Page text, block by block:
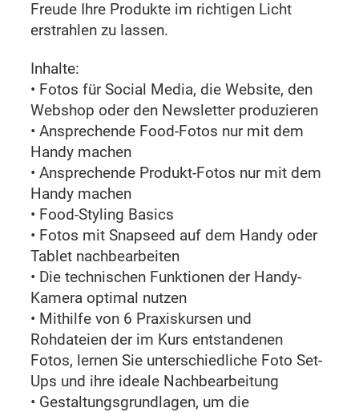
Freude Ihre Produkte im richtigen Licht
erstrahlen zu lassen.
Inhalte:
• Fotos für Social Media, die Website, den
Webshop oder den Newsletter produzieren
• Ansprechende Food-Fotos nur mit dem
Handy machen
• Ansprechende Produkt-Fotos nur mit dem
Handy machen
• Food-Styling Basics
• Fotos mit Snapseed auf dem Handy oder
Tablet nachbearbeiten
• Die technischen Funktionen der Handy-
Kamera optimal nutzen
• Mithilfe von 6 Praxiskursen und
Rohdateien der im Kurs entstandenen
Fotos, lernen Sie unterschiedliche Foto Set-
Ups und ihre ideale Nachbearbeitung
• Gestaltungsgrundlagen, um die